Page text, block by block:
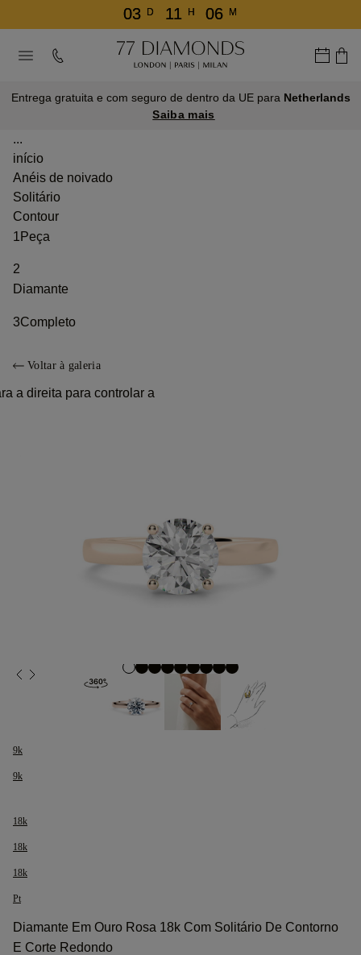
03 D 11 H 06 M
Entrega gratuita e com seguro de dentro da UE para Netherlands
Saiba mais
...
início
Anéis de noivado
Solitário
Contour
1 Peça
2
Diamante
3Completo
Voltar à galeria
a direita para controlar a
9k
9k
18k
18k
18k
Pt
Diamante Em Ouro Rosa 18k Com Solitário De Contorno
E Corte Redondo